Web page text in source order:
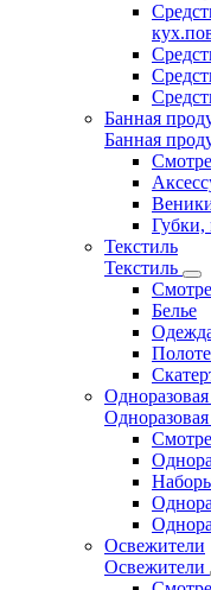
Банная
Банная
Губки,
Текстиль
Текстиль
Белье
Одноразовая
Одноразовая
Освежители
Освежители